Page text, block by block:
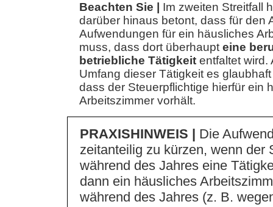
Beachten Sie | Im zweiten Streitfall
darüber hinaus betont, dass für den
Aufwendungen für ein häusliches
muss, dass dort überhaupt eine
betriebliche Tätigkeit entfaltet wird.
Umfang dieser Tätigkeit es
dass der Steuerpflichtige hierfür ein
Arbeitszimmer vorhält.
PRAXISHINWEIS | Die
zeitanteilig zu kürzen, wenn der
während des Jahres eine
dann ein häusliches
während des Jahres (z. B.